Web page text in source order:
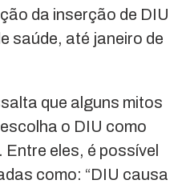
da inserção de DIU
saúde, até janeiro de
que alguns mitos
o DIU como
eles, é possível
como: “DIU causa